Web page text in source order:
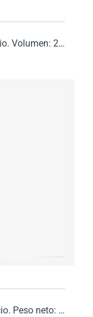
B-Luron – complemento alimenticio. Volumen: 2 x 500 ml.
FlexiCor – complemento alimenticio. Peso neto: 89 g.